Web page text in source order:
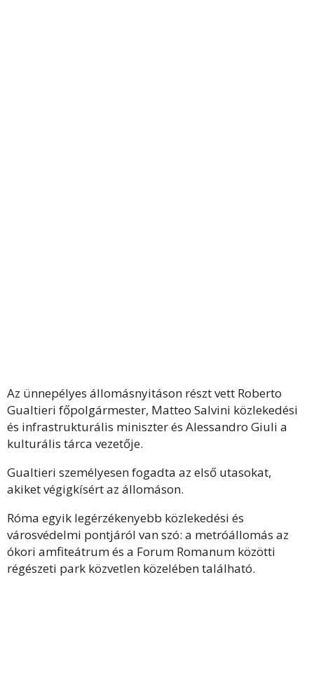
Az ünnepélyes állomásnyitáson részt vett Roberto
Gualtieri főpolgármester, Matteo Salvini közlekedési
és infrastrukturális miniszter és Alessandro Giuli a
kulturális tárca vezetője.
Gualtieri személyesen fogadta az első utasokat,
akiket végigkísért az állomáson.
Róma egyik legérzékenyebb közlekedési és
városvédelmi pontjáról van szó: a metróállomás az
ókori amfiteátrum és a Forum Romanum közötti
régészeti park közvetlen közelében található.